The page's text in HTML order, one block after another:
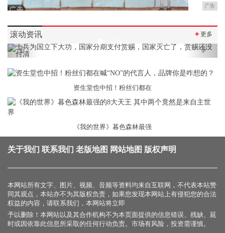
广告
滚动资讯 ＋更多
Previous Next
资生堂也中招！粉丝们都在
《我的世界》暮色森林最强
关于我们 联系我们 老版地图 网站地图 版权声明
本网站所有文字、图片、视频、音频等资料均来自互联网，不代表本站赞
同其观点，本站亦不为其版权负责，如果您发现本网站上有侵犯您的合法
权益的内容，请联系我们，本网站将立即
予以删除！本网站以及其合作机构不为本页面提供的信息错误、残缺、延
时或因依靠此信息所采取的任何行动负责。市场有风险，投资需谨慎。